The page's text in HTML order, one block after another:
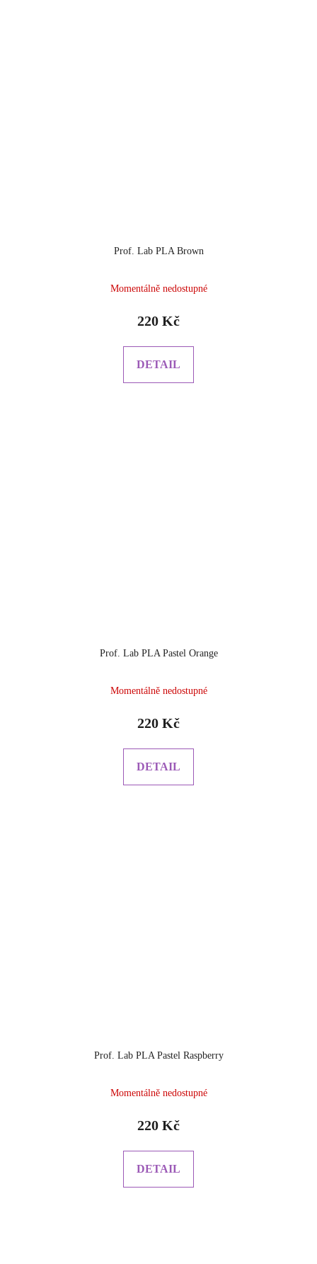
Prof. Lab PLA Brown
Momentálně nedostupné
220 Kč
DETAIL
Prof. Lab PLA Pastel Orange
Momentálně nedostupné
220 Kč
DETAIL
Prof. Lab PLA Pastel Raspberry
Momentálně nedostupné
220 Kč
DETAIL